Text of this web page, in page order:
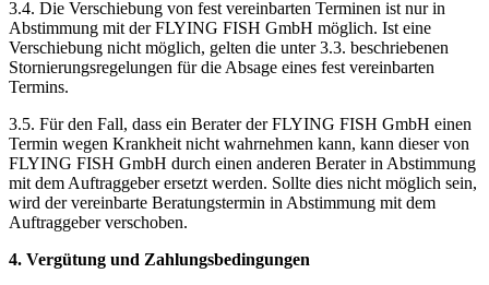
3.4. Die Verschiebung von fest vereinbarten Terminen ist nur in
Abstimmung mit der FLYING FISH GmbH möglich. Ist eine
Verschiebung nicht möglich, gelten die unter 3.3. beschriebenen
Stornierungsregelungen für die Absage eines fest vereinbarten
Termins.
3.5. Für den Fall, dass ein Berater der FLYING FISH GmbH einen
Termin wegen Krankheit nicht wahrnehmen kann, kann dieser von
FLYING FISH GmbH durch einen anderen Berater in Abstimmung
mit dem Auftraggeber ersetzt werden. Sollte dies nicht möglich sein,
wird der vereinbarte Beratungstermin in Abstimmung mit dem
Auftraggeber verschoben.
4. Vergütung und Zahlungsbedingungen